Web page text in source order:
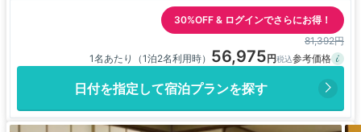
30%OFF & ログインでさらにお得！
81,392円
1名あたり（1泊2名利用時） 56,975
日付を指定して宿泊プランを探す